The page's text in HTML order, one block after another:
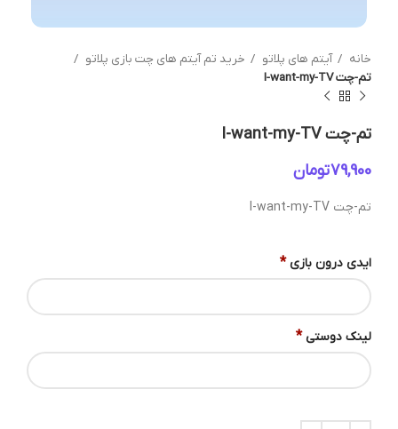
خانه آیتم های پلاتو
خرید تم آیتم های چت بازی پلاتو
تم-چت I-want-my-TV
تم-چت I-want-my-TV
تومان
تم-چت I-want-my-TV
ایدی درون بازی *
لینک دوستی *